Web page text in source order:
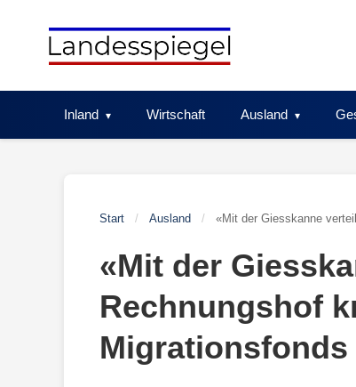
Inland Wirtschaft Ausland
Start / Ausland / «Mit der Giesskanne
«Mit der
Rechnungshof
Migrationsfonds